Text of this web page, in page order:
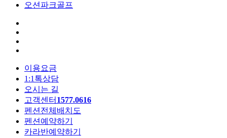
오션파크골프
이용요금
1:1톡상담
오시는 길
고객센터 1577.0616
펜션전체배치도
펜션예약하기
카라반예약하기